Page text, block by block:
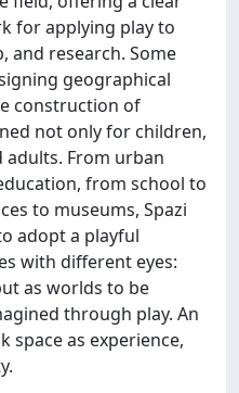
for applying play to
and research. Some
geographical
construction of
not only for children,
From urban
from school to
to museums, Spazi
adopt a playful
with different eyes:
as worlds to be
through play. An
as experience,